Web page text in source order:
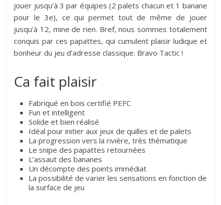
jouer jusqu’à 3 par équipes (2 palets chacun et 1 banane
pour le 3e), ce qui permet tout de même de jouer
jusqu’à 12, mine de rien. Bref, nous sommes totalement
conquis par ces papattes, qui cumulent plaisir ludique et
bonheur du jeu d’adresse classique. Bravo Tactic !
Ca fait plaisir
Fabriqué en bois certifié PEFC
Fun et intelligent
Solide et bien réalisé
Idéal pour initier aux jeux de quilles et de palets
La progression vers la rivière, très thématique
Le snipe des papattes retournées
L’assaut des bananes
Un décompte des points immédiat
La possibilité de varier les sensations en fonction de
la surface de jeu